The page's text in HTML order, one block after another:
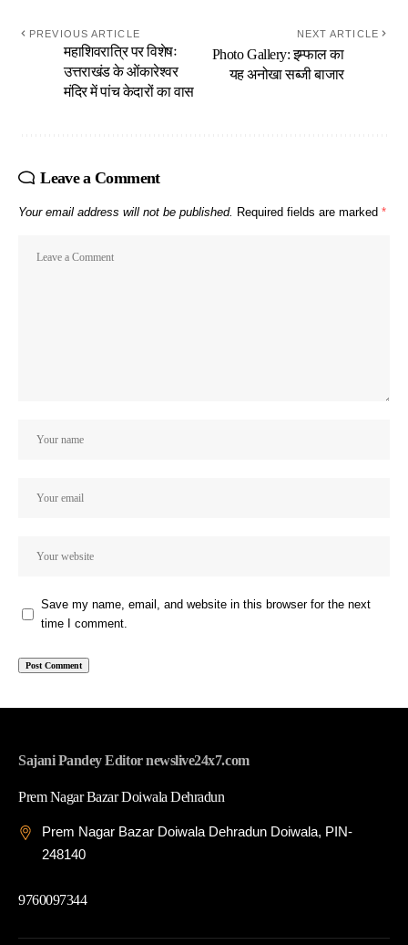
PREVIOUS ARTICLE
महाशिवरात्रि पर विशेषः
उत्तराखंड के ओंकारेश्वर
मंदिर में पांच केदारों का वास
NEXT ARTICLE
Photo Gallery: इम्फाल का
यह अनोखा सब्जी बाजार
Leave a Comment
Your email address will not be published. Required fields are marked *
Save my name, email, and website in this browser for the next
time I comment.
Sajani Pandey Editor newslive24x7.com
Prem Nagar Bazar Doiwala Dehradun
Prem Nagar Bazar Doiwala Dehradun Doiwala, PIN-
248140
9760097344